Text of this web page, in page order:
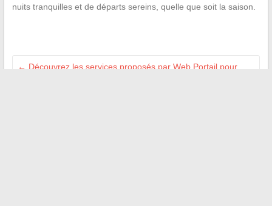
nuits tranquilles et de départs sereins, quelle que soit la saison.
← Découvrez les services proposés par Web Portail pour